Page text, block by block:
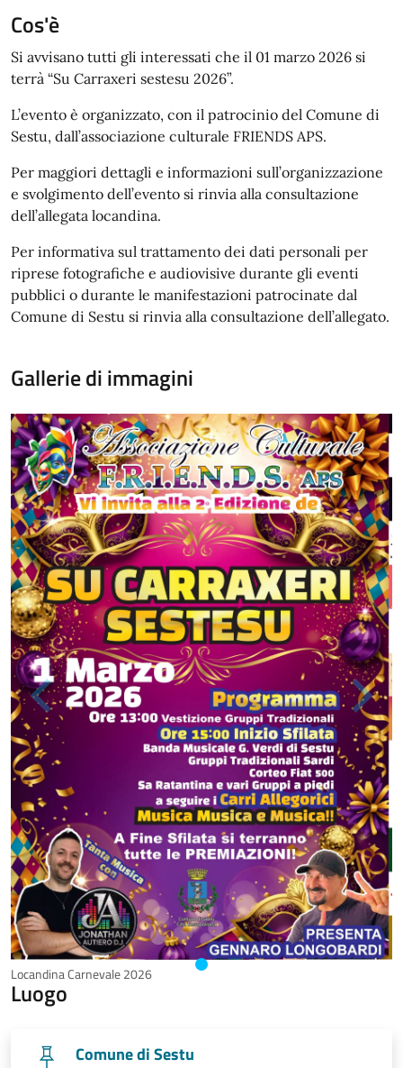
Cos'è
Si avvisano tutti gli interessati che il 01 marzo 2026 si
terrà “Su Carraxeri sestesu 2026”.
L’evento è organizzato, con il patrocinio del Comune di
Sestu, dall’associazione culturale FRIENDS APS.
Per maggiori dettagli e informazioni sull’organizzazione
e svolgimento dell’evento si rinvia alla consultazione
dell’allegata locandina.
Per informativa sul trattamento dei dati personali per
riprese fotografiche e audiovisive durante gli eventi
pubblici o durante le manifestazioni patrocinate dal
Comune di Sestu si rinvia alla consultazione dell’allegato.
Gallerie di immagini
Locandina Carnevale 2026
Luogo
Comune di Sestu